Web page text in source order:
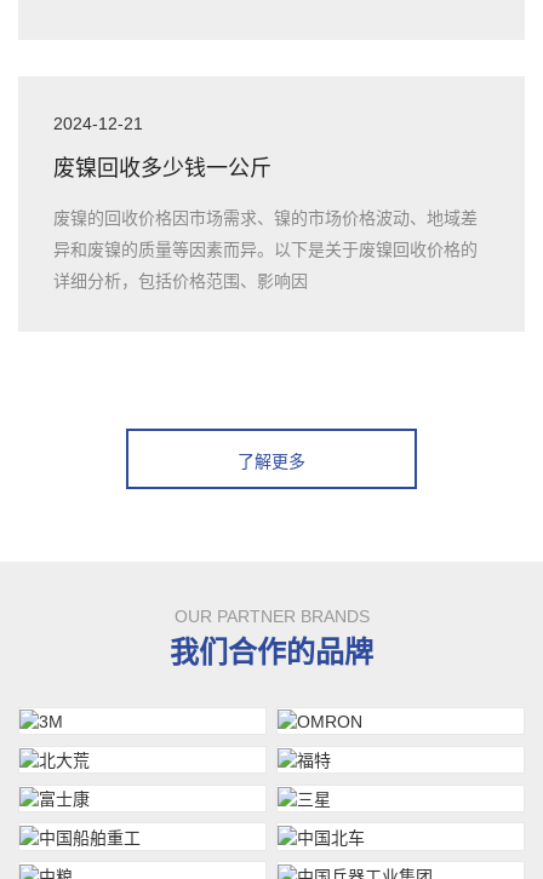
2024-12-21
废镍回收多少钱一公斤
废镍的回收价格因市场需求、镍的市场价格波动、地域差
异和废镍的质量等因素而异。以下是关于废镍回收价格的
详细分析，包括价格范围、影响因
了解更多
OUR PARTNER BRANDS
我们合作的品牌